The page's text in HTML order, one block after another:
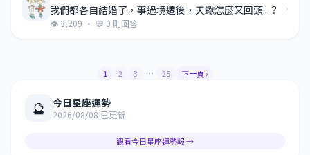
我們都各自結婚了，事過境遷後，天蠍怎麼又回頭...？
👁 3,209 · 💬 0 則回答
›
1 2 3 … 25 下一頁 ›
🔮 今日星座運勢
2026/08/08 已更新
觀看今日星座運勢報 →